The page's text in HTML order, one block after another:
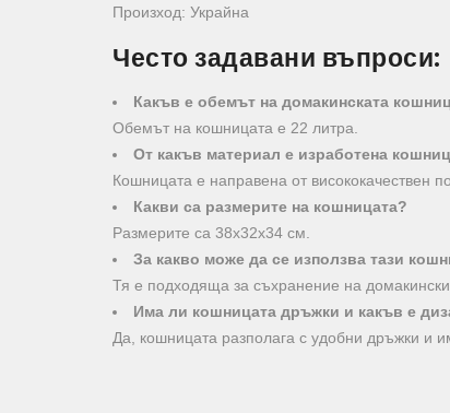
Произход: Украйна
Често задавани въпроси:
Какъв е обемът на домакинската
Обемът на кошницата е 22 литра.
От какъв материал е изработена
Кошницата е направена от висококачествен
Какви са размерите на кошницата?
Размерите са 38х32х34 см.
За какво може да се използва тази
Тя е подходяща за съхранение на
Има ли кошницата дръжки и какъв е
Да, кошницата разполага с удобни дръжки и